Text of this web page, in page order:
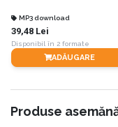
MP3 download
39,48 Lei
Disponibil în 2 formate
ADĂUGARE
Produse